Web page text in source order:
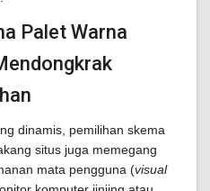
Palet Warna
dinamis, pemilihan skema
situs juga memegang
mata pengguna (visual